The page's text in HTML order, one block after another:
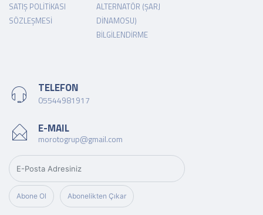
SATIŞ POLITIKASI
SÖZLEŞMESI
ALTERNATÖR (ŞARJ
DINAMOSU)
BILGILENDIRME
TELEFON
05544981917
E-MAIL
morotogrup@gmail.com
Abone Ol Abonelikten Çıkar